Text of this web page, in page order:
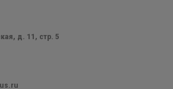
д. 11, стр. 5